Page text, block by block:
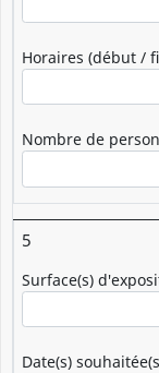
Horaires (début /
Nombre de
5
Surface(s)
Date(s)